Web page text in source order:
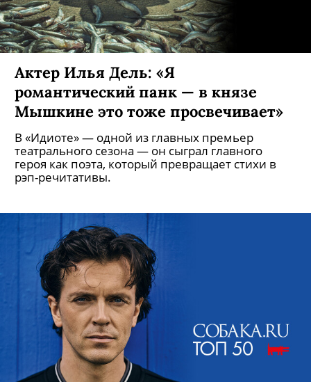
Актер Илья Дель: «Я
романтический панк — в князе
Мышкине это тоже просвечивает»
В «Идиоте» — одной из главных премьер
театрального сезона — он сыграл главного
героя как поэта, который превращает стихи в
рэп-речитативы.